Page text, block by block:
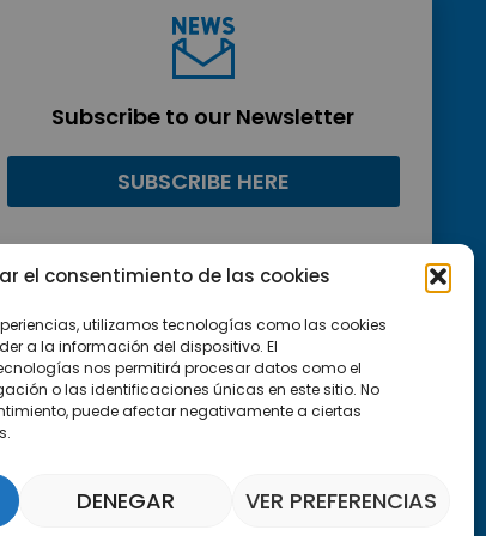
el consentimiento de las cookies
utilizamos tecnologías como las cookies
a la información del dispositivo. El
nos permitirá procesar datos como el
o las identificaciones únicas en este sitio. No
puede afectar negativamente a ciertas
DENEGAR VER PREFERENCIAS
Subscribe to our Newsletter
SUBSCRIBE HERE